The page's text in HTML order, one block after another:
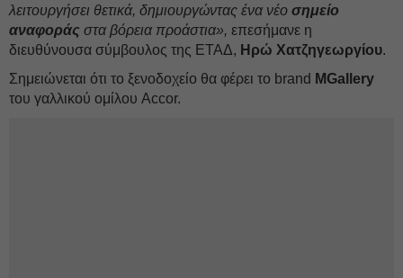
λειτουργήσει θετικά, δημιουργώντας ένα νέο σημείο
αναφοράς στα βόρεια προάστια», επεσήμανε η
διευθύνουσα σύμβουλος της ΕΤΑΔ, Ηρώ Χατζηγεωργίου.
Σημειώνεται ότι το ξενοδοχείο θα φέρει το brand MGallery
του γαλλικού ομίλου Accor.